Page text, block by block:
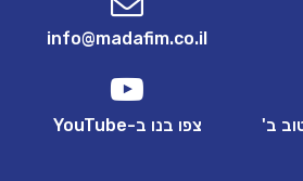
info@madafim.co.il
צפו בנו ב-YouTube